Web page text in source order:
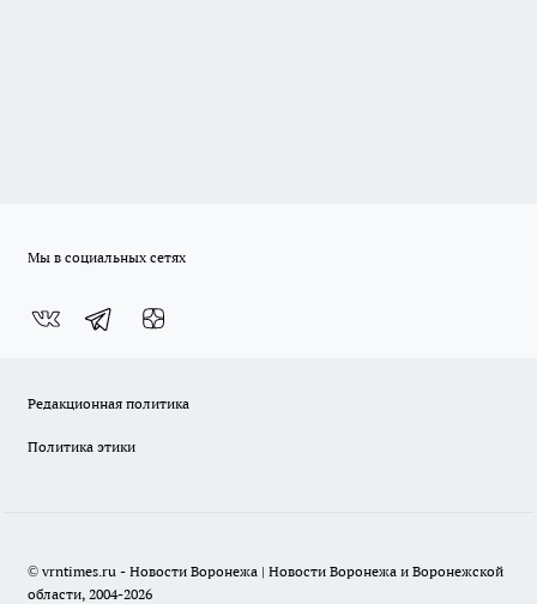
Мы в социальных сетях
Редакционная политика
Политика этики
© vrntimes.ru - Новости Воронежа | Новости Воронежа и Воронежской
области, 2004-2026